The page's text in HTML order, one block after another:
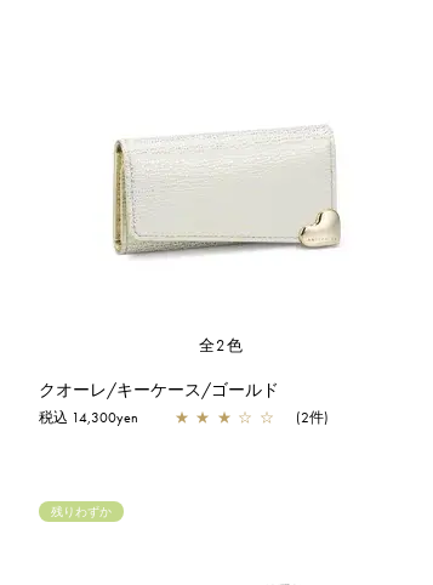
全2色
クオーレ/キーケース/ゴールド
税込 14,300yen ★ ★ ★ ☆ ☆ (2件)
残りわずか